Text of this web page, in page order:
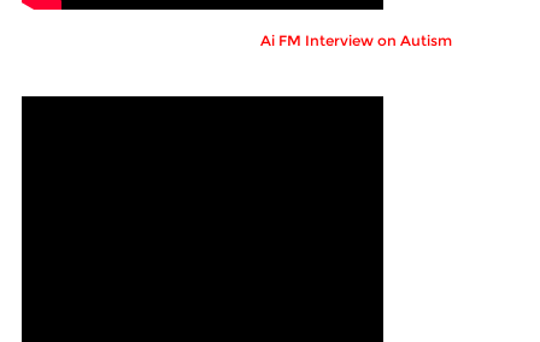
Ai FM Interview on Autism